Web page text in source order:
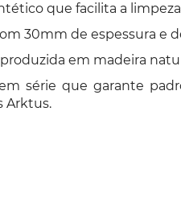
que facilita a
30mm de espessura e
em madeira
série que garante
Arktus.